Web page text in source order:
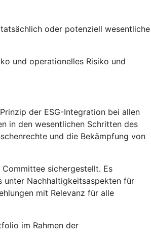
oder potenziell wesentliche
und operationelles Risiko und
der ESG-Integration bei allen
in den wesentlichen Schritten des
und die Bekämpfung von
sichergestellt. Es
unter Nachhaltigkeitsaspekten für
mit Relevanz für alle
im Rahmen der